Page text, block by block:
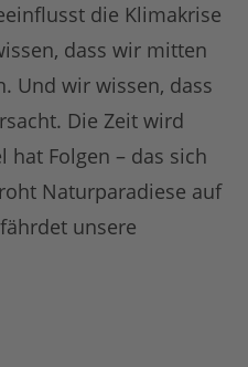
die Klimakrise
dass wir mitten
Und wir wissen, dass
Die Zeit wird
hat Folgen – das sich
Naturparadiese auf
unsere